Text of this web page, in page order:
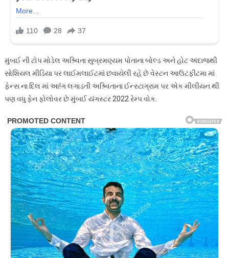
મુંબઈ ની ટોપ મોડેલ અશ્ર્વિતા સુબ્રમણ્યમ પોતાના બોલ્ડ અને હોટ અંદાજથી
સોશિયલ મીડિયા પર લાઈમલાઈટમાં છવાયેલી રહે છે વેસ્ટન આઉટફીટમા માં
ફેન્સ ના દિલ માં આ!ગ લગાડતી અશ્ર્વિતાના ઈન્સ્ટાગ્રામ પર એક મીલીયન થી
પણ વધુ ફેન ફોલોવર છે મુંબઈ યંગસ્ટર 2022 રેમ્પ વોક.